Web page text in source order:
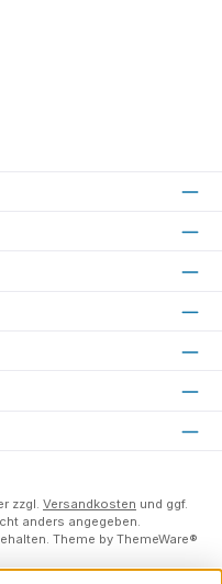
zzgl. Versandkosten und ggf.
anders angegeben.
Theme by ThemeWare®